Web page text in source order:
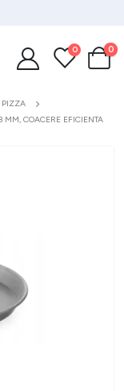
0 0
PIZZA
COACERE EFICIENTA